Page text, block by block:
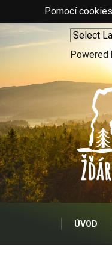
Pomocí
Powered
ÚVOD